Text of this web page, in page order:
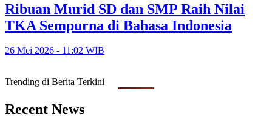
Ribuan Murid SD dan SMP Raih Nilai
TKA Sempurna di Bahasa Indonesia
26 Mei 2026 - 11:02 WIB
Trending di Berita Terkini
Recent News